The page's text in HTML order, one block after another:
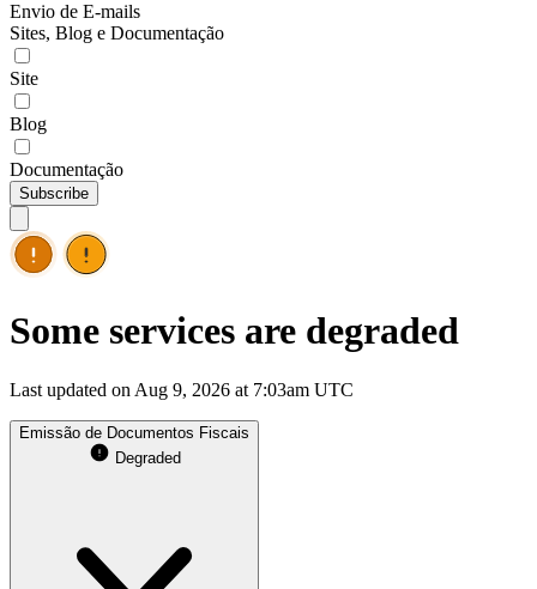
Envio de E-mails
Sites, Blog e Documentação
Site
Blog
Documentação
Subscribe
Some services are degraded
Last updated on Aug 9, 2026 at 7:03am UTC
Emissão de Documentos Fiscais
Degraded